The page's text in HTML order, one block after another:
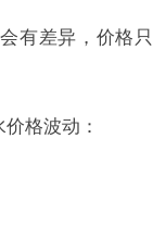
有差异，价格只
格波动：